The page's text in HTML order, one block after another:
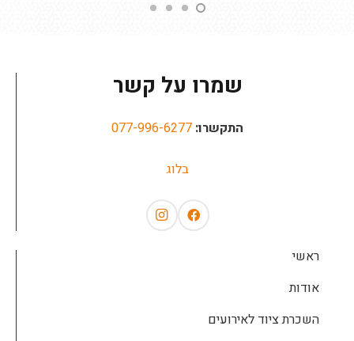
שמרו על קשר
התקשרו: 077-996-6277
בלוג
ראשי
אודות
השכרת ציוד לאירועים